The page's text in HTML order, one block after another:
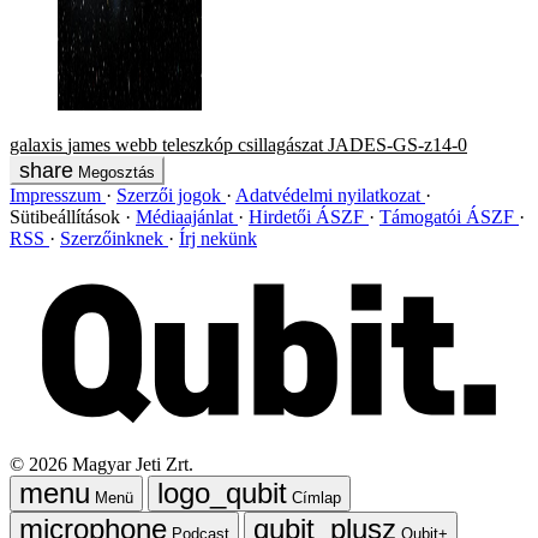
galaxis james webb teleszkóp csillagászat JADES-GS-z14-0
Megosztás
Impresszum Szerzői jogok
Adatvédelmi nyilatkozat
Sütibeállítások
Médiaajánlat Hirdetői ÁSZF
Támogatói ÁSZF
RSS
Szerzőinknek Írj nekünk
© 2026 Magyar Jeti Zrt.
Menü
Címlap
Podcast
Qubit+